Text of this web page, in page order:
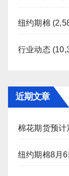
纽约期棉
行业动态
近期文章
棉花期货预计
纽约期棉8月